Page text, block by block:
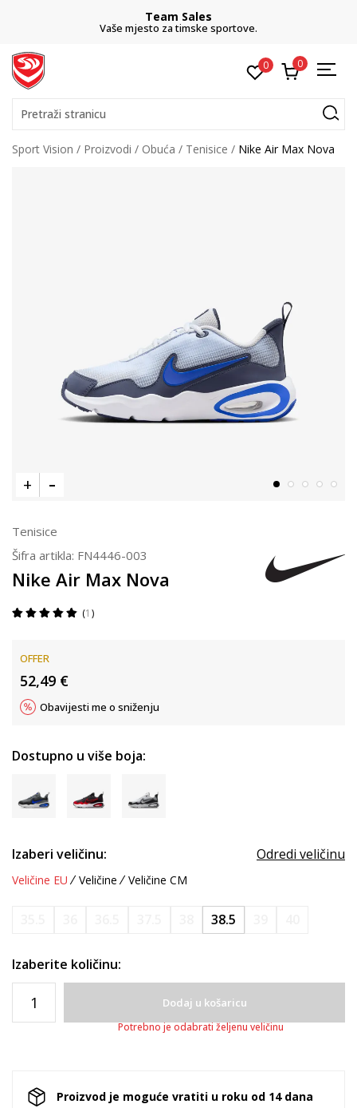
Team Sales
Vaše mjesto za timske sportove.
0 0
Pretraži stranicu
Sport Vision Proizvodi Obuća Tenisice Nike Air Max Nova
Tenisice
Šifra artikla: FN4446-003
Nike Air Max Nova
1
OFFER
52,49 €
Obavijesti me o sniženju
Dostupno u više boja:
Izaberi veličinu: Odredi veličinu
Veličine EU Veličine Veličine CM
38.5
Izaberite količinu:
Dodaj u košaricu
Potrebno je odabrati željenu veličinu
Proizvod je moguće vratiti u roku od 14 dana